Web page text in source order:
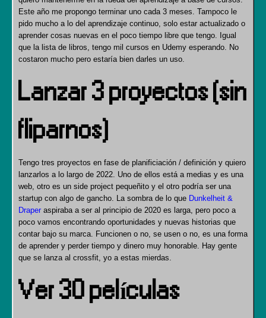
Este año me propongo terminar uno cada 3 meses. Tampoco le
pido mucho a lo del aprendizaje continuo, solo estar actualizado o
aprender cosas nuevas en el poco tiempo libre que tengo. Igual
que la lista de libros, tengo mil cursos en Udemy esperando. No
costaron mucho pero estaría bien darles un uso.
Lanzar 3 proyectos (sin
fliparnos)
Tengo tres proyectos en fase de planificiación / definición y quiero
lanzarlos a lo largo de 2022. Uno de ellos está a medias y es una
web, otro es un side project pequeñito y el otro podría ser una
startup con algo de gancho. La sombra de lo que Dunkelheit &
Draper aspiraba a ser al principio de 2020 es larga, pero poco a
poco vamos encontrando oportunidades y nuevas historias que
contar bajo su marca. Funcionen o no, se usen o no, es una forma
de aprender y perder tiempo y dinero muy honorable. Hay gente
que se lanza al crossfit, yo a estas mierdas.
Ver 30 películas